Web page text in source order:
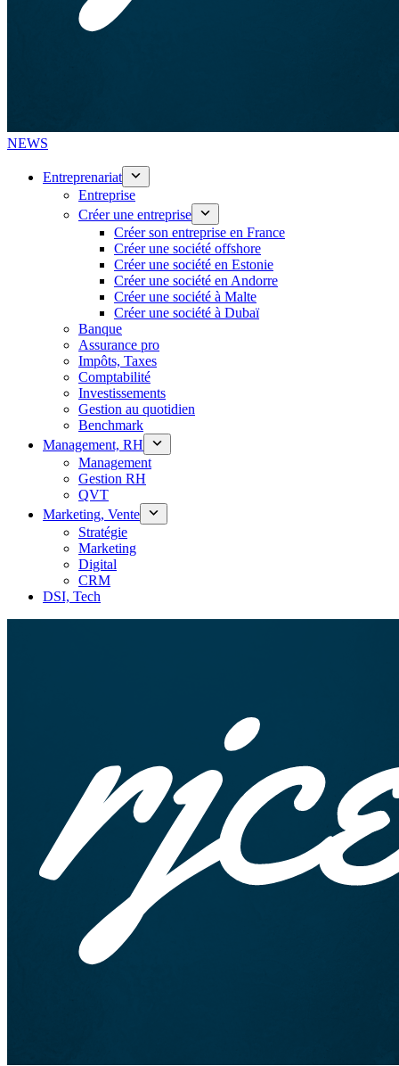
NEWS
Entreprenariat
Entreprise
Créer une entreprise
Créer son entreprise en France
Créer une société offshore
Créer une société en Estonie
Créer une société en Andorre
Créer une société à Malte
Créer une société à Dubaï
Banque
Assurance pro
Impôts, Taxes
Comptabilité
Investissements
Gestion au quotidien
Benchmark
Management, RH
Management
Gestion RH
QVT
Marketing, Vente
Stratégie
Marketing
Digital
CRM
DSI, Tech